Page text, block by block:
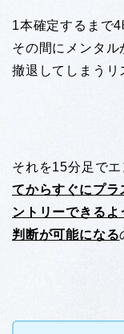
1本確定するまで
その間にメンタ
撤退してしまうリ
それを15分足でエ
てからすぐにプラ
ントリーできる
判断が可能になる